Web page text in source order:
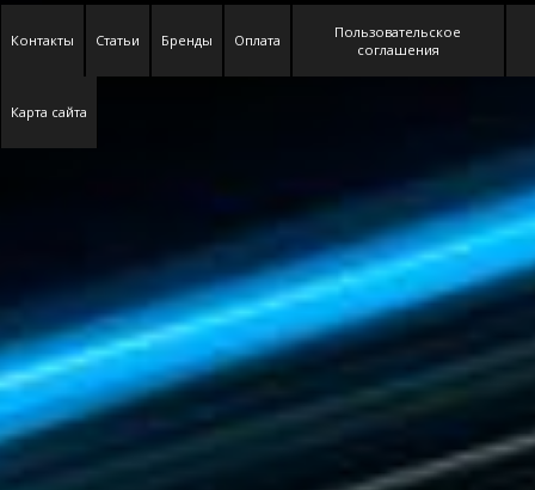
Контакты Статьи Бренды Оплата
Пользовательское
соглашения
Карта сайта